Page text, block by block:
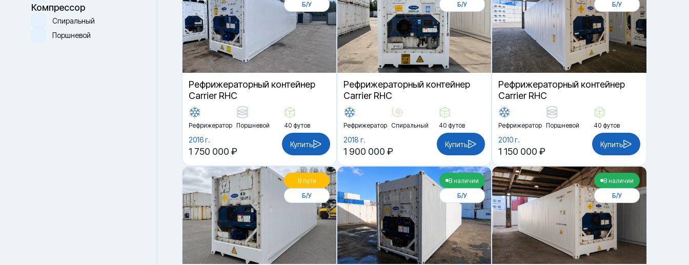
Компрессор
Спиральный
Поршневой
Б/У
Рефрижераторный контейнер
Carrier RHC
Рефрижератор Поршневой 40 футов
2016 г.
1 750 000 ₽
Купить
Б/У
Рефрижераторный контейнер
Carrier RHC
Рефрижератор Спиральный 40 футов
2018 г.
1 900 000 ₽
Купить
Б/У
Рефрижераторный контейнер
Carrier RHC
Рефрижератор Поршневой 40 футов
2010 г.
1 150 000 ₽
Купить
В пути
Б/У
В наличии
Б/У
В наличии
Б/У